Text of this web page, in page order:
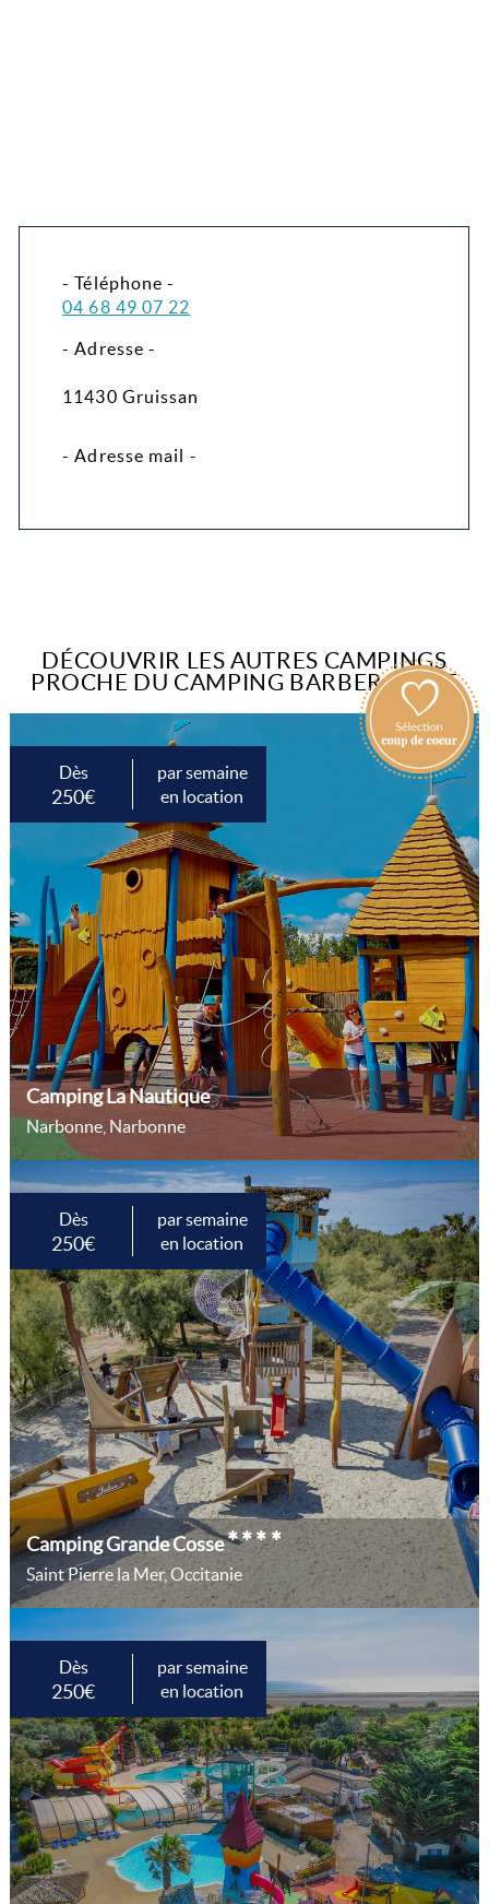
- Téléphone -
04 68 49 07 22
- Adresse -
11430 Gruissan
- Adresse mail -
DÉCOUVRIR LES AUTRES CAMPINGS
PROCHE DU CAMPING BARBEROUSSE
Dès
250€
par semaine
en location
Camping La Nautique
Narbonne, Narbonne
Dès
250€
par semaine
en location
Camping Grande Cosse****
Saint Pierre la Mer, Occitanie
Dès
250€
par semaine
en location